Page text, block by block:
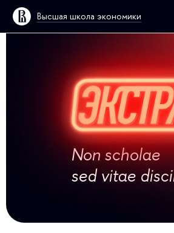
Высшая школа экономики
Non scholae
sed vitae